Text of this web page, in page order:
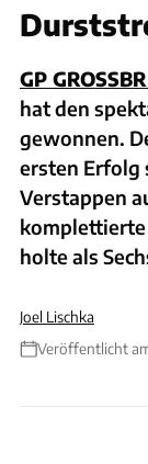
GP
hat den
gewonnen.
ersten Erfolg
Verstappen
komplettierte
holte als
Joel Lischka
Veröffentlicht